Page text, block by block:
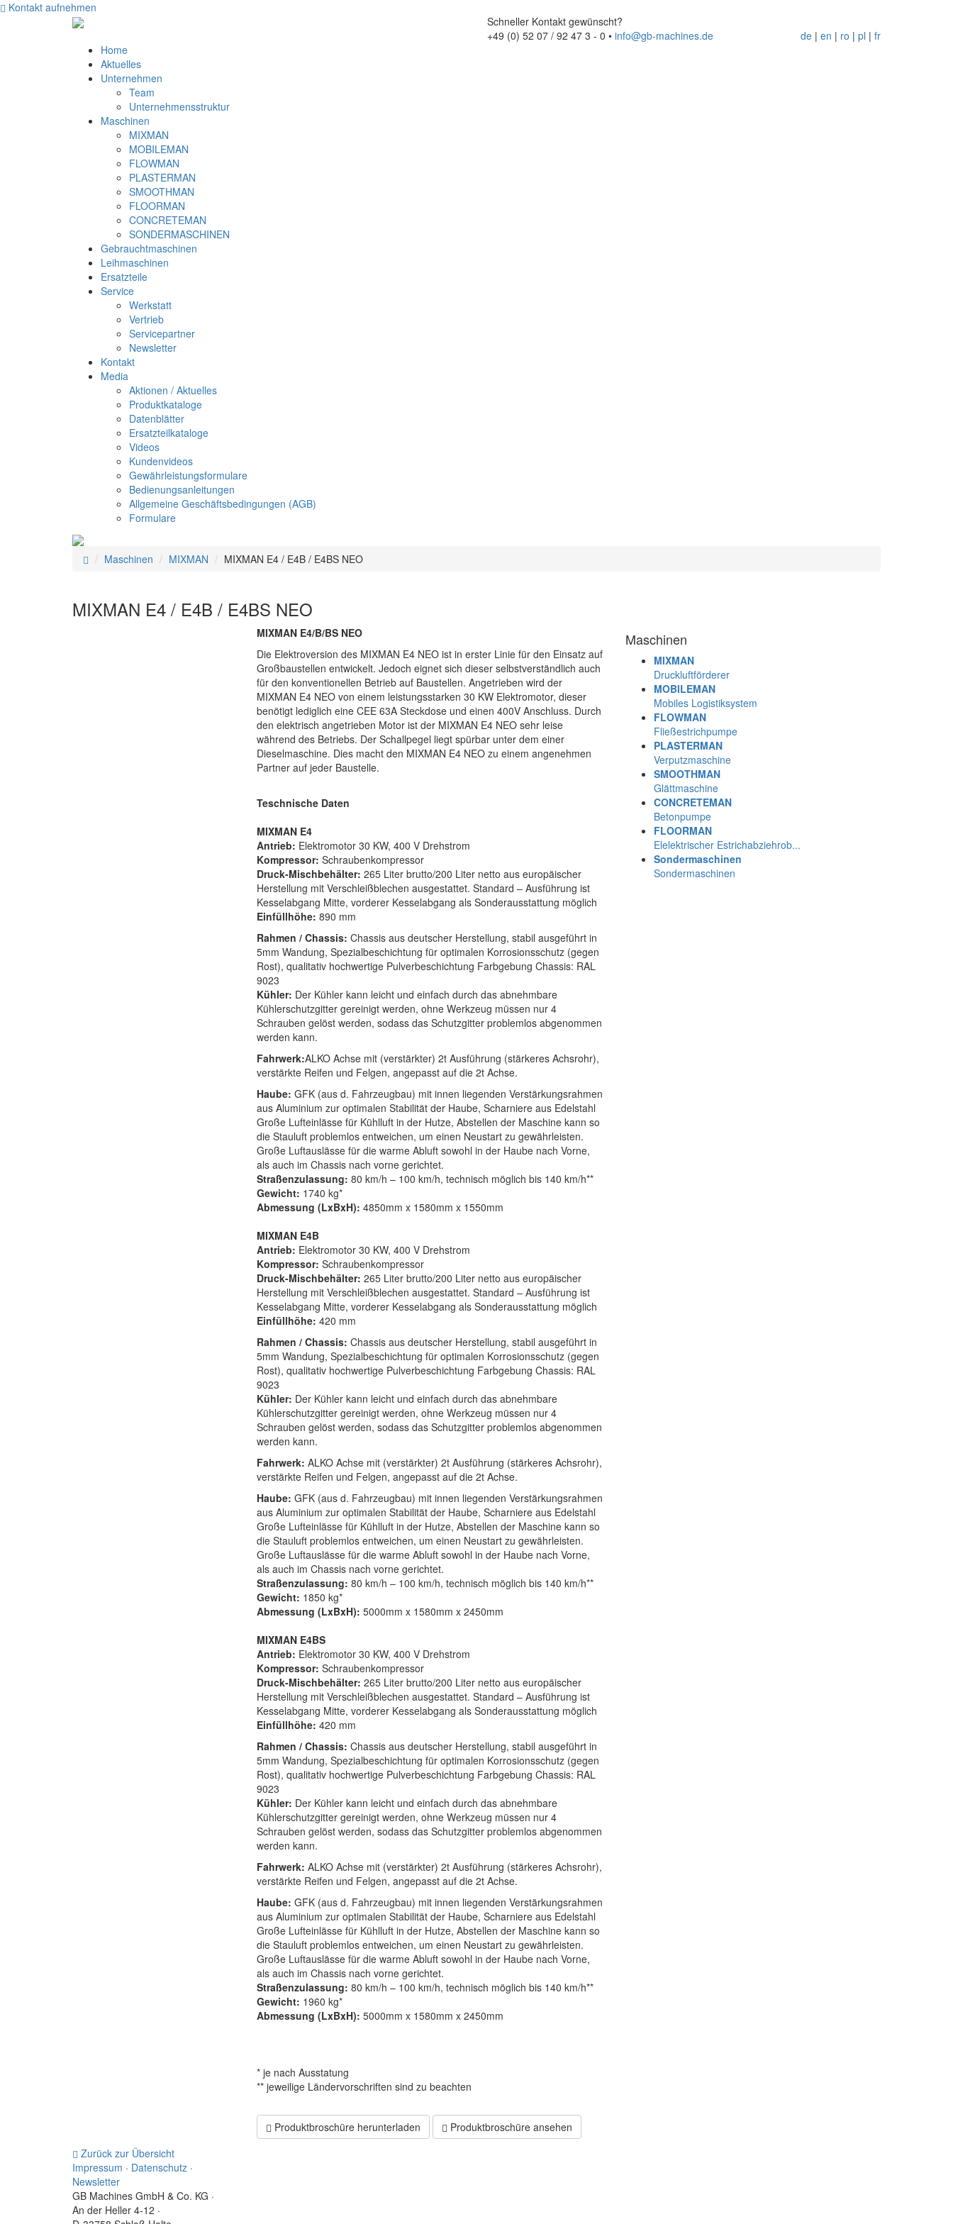
Kontakt aufnehmen
Schneller Kontakt gewünscht?
+49 (0) 52 07 / 92 47 3 - 0 • info@gb-machines.de de | en | ro | pl | fr
Home
Aktuelles
Unternehmen
Team
Unternehmensstruktur
Maschinen
MIXMAN
MOBILEMAN
FLOWMAN
PLASTERMAN
SMOOTHMAN
FLOORMAN
CONCRETEMAN
SONDERMASCHINEN
Gebrauchtmaschinen
Leihmaschinen
Ersatzteile
Service
Werkstatt
Vertrieb
Servicepartner
Newsletter
Kontakt
Media
Aktionen / Aktuelles
Produktkataloge
Datenblätter
Ersatzteilkataloge
Videos
Kundenvideos
Gewährleistungsformulare
Bedienungsanleitungen
Allgemeine Geschäftsbedingungen (AGB)
Formulare
Maschinen MIXMAN MIXMAN E4 / E4B / E4BS NEO
MIXMAN E4 / E4B / E4BS NEO
MIXMAN E4/B/BS NEO
Die Elektroversion des MIXMAN E4 NEO ist in erster Linie für den Einsatz auf
Großbaustellen entwickelt. Jedoch eignet sich dieser selbstverständlich auch
für den konventionellen Betrieb auf Baustellen. Angetrieben wird der
MIXMAN E4 NEO von einem leistungsstarken 30 KW Elektromotor, dieser
benötigt lediglich eine CEE 63A Steckdose und einen 400V Anschluss. Durch
den elektrisch angetrieben Motor ist der MIXMAN E4 NEO sehr leise
während des Betriebs. Der Schallpegel liegt spürbar unter dem einer
Dieselmaschine. Dies macht den MIXMAN E4 NEO zu einem angenehmen
Partner auf jeder Baustelle.
Teschnische Daten
MIXMAN E4
Antrieb: Elektromotor 30 KW, 400 V Drehstrom
Kompressor: Schraubenkompressor
Druck-Mischbehälter: 265 Liter brutto/200 Liter netto aus europäischer
Herstellung mit Verschleißblechen ausgestattet. Standard – Ausführung ist
Kesselabgang Mitte, vorderer Kesselabgang als Sonderausstattung möglich
Einfüllhöhe: 890 mm
Rahmen / Chassis: Chassis aus deutscher Herstellung, stabil ausgeführt in
5mm Wandung, Spezialbeschichtung für optimalen Korrosionsschutz (gegen
Rost), qualitativ hochwertige Pulverbeschichtung Farbgebung Chassis: RAL
9023
Kühler: Der Kühler kann leicht und einfach durch das abnehmbare
Kühlerschutzgitter gereinigt werden, ohne Werkzeug müssen nur 4
Schrauben gelöst werden, sodass das Schutzgitter problemlos abgenommen
werden kann.
Fahrwerk:ALKO Achse mit (verstärkter) 2t Ausführung (stärkeres Achsrohr),
verstärkte Reifen und Felgen, angepasst auf die 2t Achse.
Haube: GFK (aus d. Fahrzeugbau) mit innen liegenden Verstärkungsrahmen
aus Aluminium zur optimalen Stabilität der Haube, Scharniere aus Edelstahl
Große Lufteinlässe für Kühlluft in der Hutze, Abstellen der Maschine kann so
die Stauluft problemlos entweichen, um einen Neustart zu gewährleisten.
Große Luftauslässe für die warme Abluft sowohl in der Haube nach Vorne,
als auch im Chassis nach vorne gerichtet.
Straßenzulassung: 80 km/h – 100 km/h, technisch möglich bis 140 km/h**
Gewicht: 1740 kg*
Abmessung (LxBxH): 4850mm x 1580mm x 1550mm
MIXMAN E4B
Antrieb: Elektromotor 30 KW, 400 V Drehstrom
Kompressor: Schraubenkompressor
Druck-Mischbehälter: 265 Liter brutto/200 Liter netto aus europäischer
Herstellung mit Verschleißblechen ausgestattet. Standard – Ausführung ist
Kesselabgang Mitte, vorderer Kesselabgang als Sonderausstattung möglich
Einfüllhöhe: 420 mm
Rahmen / Chassis: Chassis aus deutscher Herstellung, stabil ausgeführt in
5mm Wandung, Spezialbeschichtung für optimalen Korrosionsschutz (gegen
Rost), qualitativ hochwertige Pulverbeschichtung Farbgebung Chassis: RAL
9023
Kühler: Der Kühler kann leicht und einfach durch das abnehmbare
Kühlerschutzgitter gereinigt werden, ohne Werkzeug müssen nur 4
Schrauben gelöst werden, sodass das Schutzgitter problemlos abgenommen
werden kann.
Fahrwerk: ALKO Achse mit (verstärkter) 2t Ausführung (stärkeres Achsrohr),
verstärkte Reifen und Felgen, angepasst auf die 2t Achse.
Haube: GFK (aus d. Fahrzeugbau) mit innen liegenden Verstärkungsrahmen
aus Aluminium zur optimalen Stabilität der Haube, Scharniere aus Edelstahl
Große Lufteinlässe für Kühlluft in der Hutze, Abstellen der Maschine kann so
die Stauluft problemlos entweichen, um einen Neustart zu gewährleisten.
Große Luftauslässe für die warme Abluft sowohl in der Haube nach Vorne,
als auch im Chassis nach vorne gerichtet.
Straßenzulassung: 80 km/h – 100 km/h, technisch möglich bis 140 km/h**
Gewicht: 1850 kg*
Abmessung (LxBxH): 5000mm x 1580mm x 2450mm
MIXMAN E4BS
Antrieb: Elektromotor 30 KW, 400 V Drehstrom
Kompressor: Schraubenkompressor
Druck-Mischbehälter: 265 Liter brutto/200 Liter netto aus europäischer
Herstellung mit Verschleißblechen ausgestattet. Standard – Ausführung ist
Kesselabgang Mitte, vorderer Kesselabgang als Sonderausstattung möglich
Einfüllhöhe: 420 mm
Rahmen / Chassis: Chassis aus deutscher Herstellung, stabil ausgeführt in
5mm Wandung, Spezialbeschichtung für optimalen Korrosionsschutz (gegen
Rost), qualitativ hochwertige Pulverbeschichtung Farbgebung Chassis: RAL
9023
Kühler: Der Kühler kann leicht und einfach durch das abnehmbare
Kühlerschutzgitter gereinigt werden, ohne Werkzeug müssen nur 4
Schrauben gelöst werden, sodass das Schutzgitter problemlos abgenommen
werden kann.
Fahrwerk: ALKO Achse mit (verstärkter) 2t Ausführung (stärkeres Achsrohr),
verstärkte Reifen und Felgen, angepasst auf die 2t Achse.
Haube: GFK (aus d. Fahrzeugbau) mit innen liegenden Verstärkungsrahmen
aus Aluminium zur optimalen Stabilität der Haube, Scharniere aus Edelstahl
Große Lufteinlässe für Kühlluft in der Hutze, Abstellen der Maschine kann so
die Stauluft problemlos entweichen, um einen Neustart zu gewährleisten.
Große Luftauslässe für die warme Abluft sowohl in der Haube nach Vorne,
als auch im Chassis nach vorne gerichtet.
Straßenzulassung: 80 km/h – 100 km/h, technisch möglich bis 140 km/h**
Gewicht: 1960 kg*
Abmessung (LxBxH): 5000mm x 1580mm x 2450mm
* je nach Ausstatung
** jeweilige Ländervorschriften sind zu beachten
Produktbroschüre herunterladen Produktbroschüre ansehen
Maschinen
MIXMAN
Druckluftförderer
MOBILEMAN
Mobiles Logistiksystem
FLOWMAN
Fließestrichpumpe
PLASTERMAN
Verputzmaschine
SMOOTHMAN
Glättmaschine
CONCRETEMAN
Betonpumpe
FLOORMAN
Elelektrischer Estrichabziehrob...
Sondermaschinen
Sondermaschinen
Zurück zur Übersicht
Impressum · Datenschutz ·
Newsletter
GB Machines GmbH & Co. KG ·
An der Heller 4-12 ·